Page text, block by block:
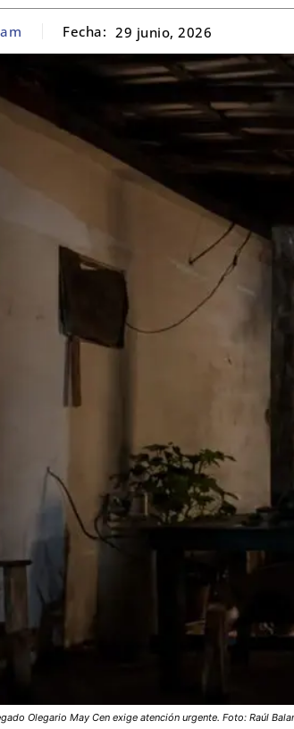
Fecha: 29 junio, 2026
Olegario May Cen exige atención urgente. Foto: Raúl